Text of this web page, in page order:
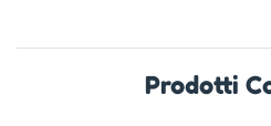
Prodotti